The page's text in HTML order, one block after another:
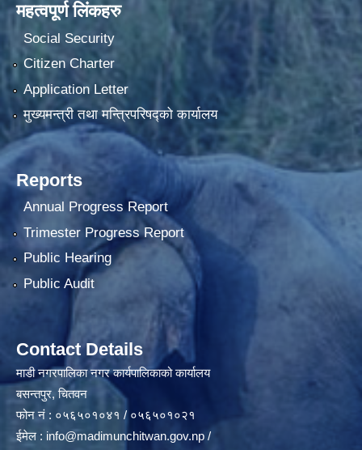
महत्वपूर्ण लिंकहरु
Social Security
Citizen Charter
Application Letter
मुख्यमन्त्री तथा मन्त्रिपरिषद्को कार्यालय
Reports
Annual Progress Report
Trimester Progress Report
Public Hearing
Public Audit
Contact Details
माडी नगरपालिका नगर कार्यपालिकाको कार्यालय
बसन्तपुर, चितवन
फोन नं : ०५६५०१०४१ / ०५६५०१०२१
ईमेल : info@madimunchitwan.gov.np /